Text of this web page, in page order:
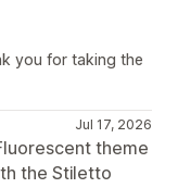
you for taking the
Jul 17, 2026
theme
the Stiletto